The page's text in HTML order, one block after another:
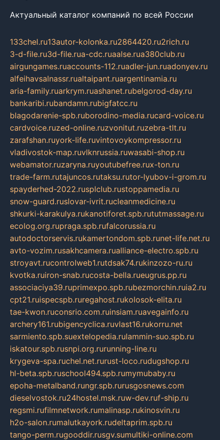
Актуальный каталог компаний по всей России
133chel.ru13autor-kolonka.ru2864420.ru2rich.ru
3-d-file.ru3d-file.rua-cdc.ruaalse.rua380club.ru
airgungames.ruaccounts-112.ruadler-jun.ruadonyev.ru
alfeihavsalnassr.rualtaipant.ruargentinamia.ru
aria-family.ruarkrym.ruashanet.rubelgorod-day.ru
bankaribi.rubandamn.rubigfatcc.ru
blagodarenie-spb.ruborodino-media.rucard-voice.ru
cardvoice.ruzed-online.ruzvonitut.ruzebra-tlt.ru
zarafshan.ruyork-life.ruvintovoykompressor.ru
vladivostok-map.ruvlknrussia.ruwasabi-shop.ru
webamator.ruzaryna.ruyoutubefree.rux-ton.ru
trade-farm.rutajuncos.rutaksu.rutor-lyubov-i-grom.ru
spayderhed-2022.rusplclub.rustoppamedia.ru
snow-guard.ruslovar-ivrit.rucleanmedicine.ru
shkurki-karakulya.rukanotiforet.spb.rututmassage.ru
ecolog.org.rupraga.spb.rufalcorussia.ru
autodoctorservis.rukamertondom.spb.runet-life.net.ru
avto-vozim.rusakhcamera.rualliance-electro.spb.ru
stroyavt.rucontrolweb1.rutdsak74.rukinzozo-ru.ru
kvotka.ruiron-snab.rucosta-bella.rueugrus.pp.ru
associaciya39.ruprimexpo.spb.rubezmorchin.ruia2.ru
cpt21.ruispecspb.ruregahost.rukolosok-elita.ru
tae-kwon.ruconsrio.com.ruinsiam.ruavegainfo.ru
archery161.rubigencyclica.ruvlast16.rukorru.net
sarmiento.spb.suextelopedia.rulammin-suo.spb.ru
iskatour.spb.rusnpi.org.rurunning-line.ru
krygeva-spa.ruchel.net.rurust-loco.rudugshop.ru
hl-beta.spb.ruschool494.spb.rumymubaby.ru
epoha-metalband.rungr.spb.rurusgosnews.com
dieselvostok.ru24hostel.msk.ruw-dev.ruf-ship.ru
regsmi.rufilmnetwork.rumalinasp.rukinosvin.ru
h2o-salon.rumalutkayork.rudeltaprim.spb.ru
tango-perm.rugooddir.rusgv.sumultiki-online.com